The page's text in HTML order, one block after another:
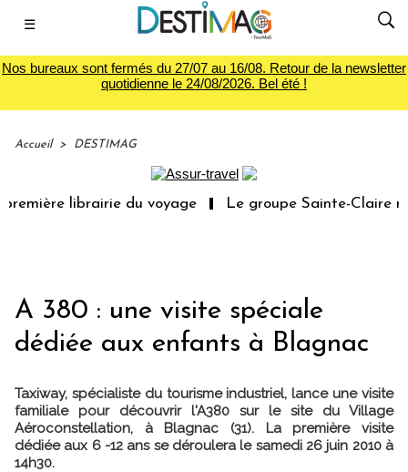
☰
Nos bureaux sont fermés du 27/07 au 16/08. Retour de la newsletter
quotidienne le 24/08/2026. Bel été !
Accueil > DESTIMAG
librairie du voyage Le groupe Sainte-Claire
A 380 : une visite spéciale
dédiée aux enfants à Blagnac
Taxiway, spécialiste du tourisme industriel, lance une visite
familiale pour découvrir l'A380 sur le site du Village
Aéroconstellation, à Blagnac (31). La première visite
dédiée aux 6 -12 ans se déroulera le samedi 26 juin 2010 à
14h30.